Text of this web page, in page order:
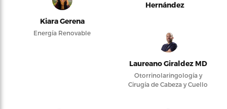
Kiara Gerena
Energía Renovable
Hernández
Laureano Giraldez MD
Otorrinolaringología y
Cirugía de Cabeza y Cuello